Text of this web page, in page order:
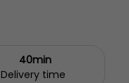
40min
Delivery time